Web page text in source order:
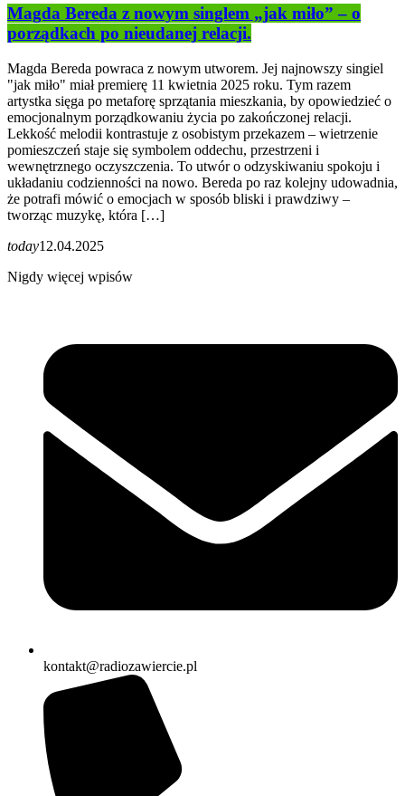
Magda Bereda z nowym singlem „jak miło” – o
porządkach po nieudanej relacji.
Magda Bereda powraca z nowym utworem. Jej najnowszy singiel
"jak miło" miał premierę 11 kwietnia 2025 roku. Tym razem
artystka sięga po metaforę sprzątania mieszkania, by opowiedzieć o
emocjonalnym porządkowaniu życia po zakończonej relacji.
Lekkość melodii kontrastuje z osobistym przekazem – wietrzenie
pomieszczeń staje się symbolem oddechu, przestrzeni i
wewnętrznego oczyszczenia. To utwór o odzyskiwaniu spokoju i
układaniu codzienności na nowo. Bereda po raz kolejny udowadnia,
że potrafi mówić o emocjach w sposób bliski i prawdziwy –
tworząc muzykę, która […]
today12.04.2025
Nigdy więcej wpisów
kontakt@radiozawiercie.pl